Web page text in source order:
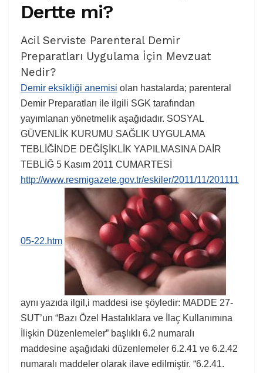
Dertte mi?
Acil Serviste Parenteral Demir
Preparatları Uygulama İçin Mevzuat
Nedir?
Demir eksikliği anemisi olan hastalarda; parenteral
Demir Preparatları ile ilgili SGK tarafından
yayımlanan yönetmelik aşağıdadır. SOSYAL
GÜVENLİK KURUMU SAĞLIK UYGULAMA
TEBLİĞİNDE DEĞİŞİKLİK YAPILMASINA DAİR
TEBLİĞ 5 Kasım 2011 CUMARTESİ
http://www.resmigazete.gov.tr/eskiler/2011/11/201111
05-22.htm
aynı yazıda ilgil,i maddesi ise şöyledir: MADDE 27-
SUT’un “Bazı Özel Hastalıklara ve İlaç Kullanımına
İlişkin Düzenlemeler” başlıklı 6.2 numaralı
maddesine aşağıdaki düzenlemeler 6.2.41 ve 6.2.42
numaralı maddeler olarak ilave edilmiştir. “6.2.41.